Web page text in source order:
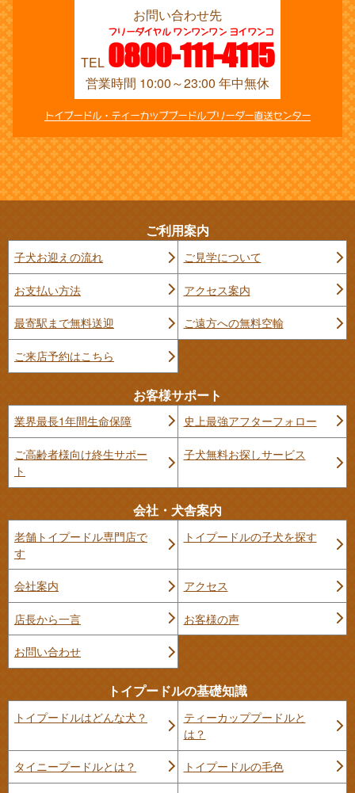
お問い合わせ先
TEL 0800-111-4115
フリーダイヤル ワンワンワン ヨイワンコ
営業時間 10:00～23:00 年中無休
トイプードル・ティーカッププードルブリーダー直送センター
ご利用案内
子犬お迎えの流れ ご見学について
お支払い方法 アクセス案内
最寄駅まで無料送迎 ご遠方への無料空輸
ご来店予約はこちら
お客様サポート
業界最長1年間生命保障 史上最強アフターフォロー
ご高齢者様向け終生サポー
ト
子犬無料お探しサービス
会社・犬舎案内
老舗トイプードル専門店で
す
トイプードルの子犬を探す
会社案内 アクセス
店長から一言 お客様の声
お問い合わせ
トイプードルの基礎知識
トイプードルはどんな犬？
ティーカッププードルと
は？
タイニープードルとは？ トイプードルの毛色